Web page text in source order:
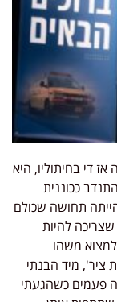
די בחיתוליו, היא
ככוננית
תחושה שכולם
להיות
משהו
מיד הבנתי
פעמים כשהגעתי